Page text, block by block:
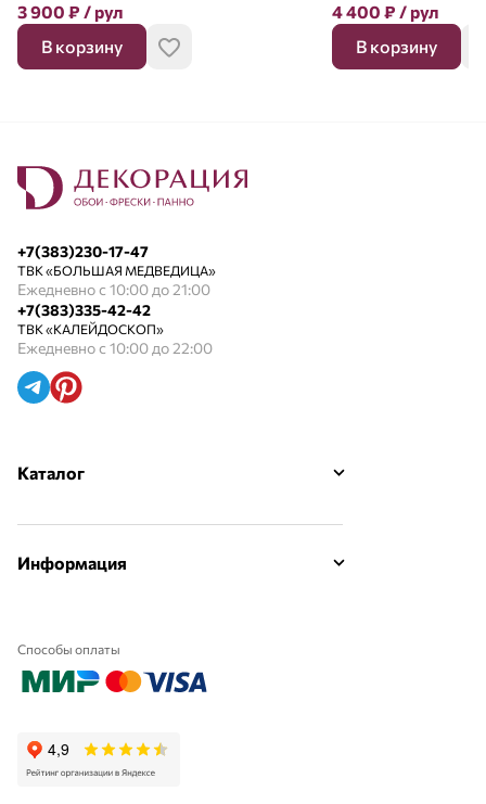
3 900 ₽ / рул
В корзину
4 400 ₽ / рул
В корзину
+7(383)230-17-47
ТВК «БОЛЬШАЯ МЕДВЕДИЦА»
Ежедневно с 10:00 до 21:00
+7(383)335-42-42
ТВК «КАЛЕЙДОСКОП»
Ежедневно с 10:00 до 22:00
Каталог
Информация
Способы оплаты